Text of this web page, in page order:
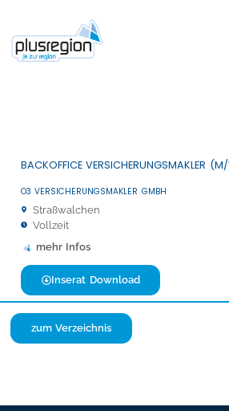
BACKOFFICE VERSICHERUNGSMAKLER
O3 VERSICHERUNGSMAKLER GMBH
Straßwalchen
Vollzeit
mehr Infos
Inserat Download
zum Verzeichnis